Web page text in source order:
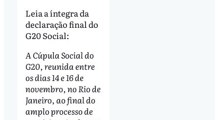
Leia a íntegra da
declaração final do
G20 Social:
A Cúpula Social do
G20, reunida entre
os dias 14 e 16 de
novembro, no Rio de
Janeiro, ao final do
amplo processo de